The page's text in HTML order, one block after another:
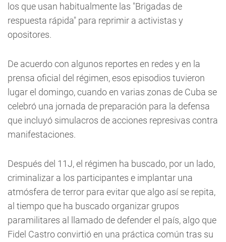
los que usan habitualmente las "Brigadas de
respuesta rápida" para reprimir a activistas y
opositores.
De acuerdo con algunos reportes en redes y en la
prensa oficial del régimen, esos episodios tuvieron
lugar el domingo, cuando en varias zonas de Cuba se
celebró una jornada de preparación para la defensa
que incluyó simulacros de acciones represivas contra
manifestaciones.
Después del 11J, el régimen ha buscado, por un lado,
criminalizar a los participantes e implantar una
atmósfera de terror para evitar que algo así se repita,
al tiempo que ha buscado organizar grupos
paramilitares al llamado de defender el país, algo que
Fidel Castro convirtió en una práctica común tras su